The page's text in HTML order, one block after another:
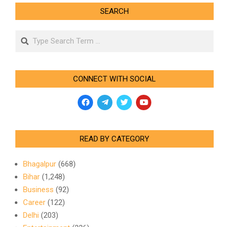
SEARCH
Search
CONNECT WITH SOCIAL
READ BY CATEGORY
Bhagalpur (668)
Bihar (1,248)
Business (92)
Career (122)
Delhi (203)